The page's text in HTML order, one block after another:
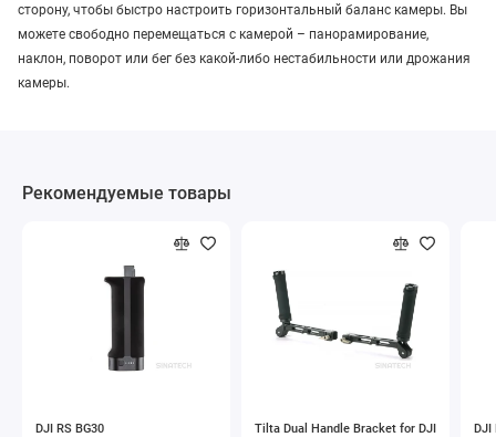
сторону, чтобы быстро настроить горизонтальный баланс камеры. Вы
можете свободно перемещаться с камерой – панорамирование,
наклон, поворот или бег без какой-либо нестабильности или дрожания
камеры.
Рекомендуемые товары
DJI RS BG30
Tilta Dual Handle Bracket for DJI
DJI